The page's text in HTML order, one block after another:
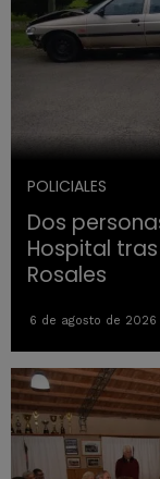
POLICIALES
Dos
Hospital
Rosales
6 de agosto de 2026